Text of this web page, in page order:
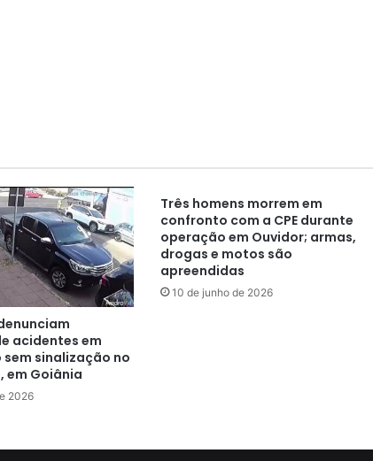
acidentes em
sinalização no
em Goiânia
2026
Três homens morrem em
confronto com a CPE durante
operação em Ouvidor; armas,
drogas e motos são
apreendidas
10 de junho de 2026